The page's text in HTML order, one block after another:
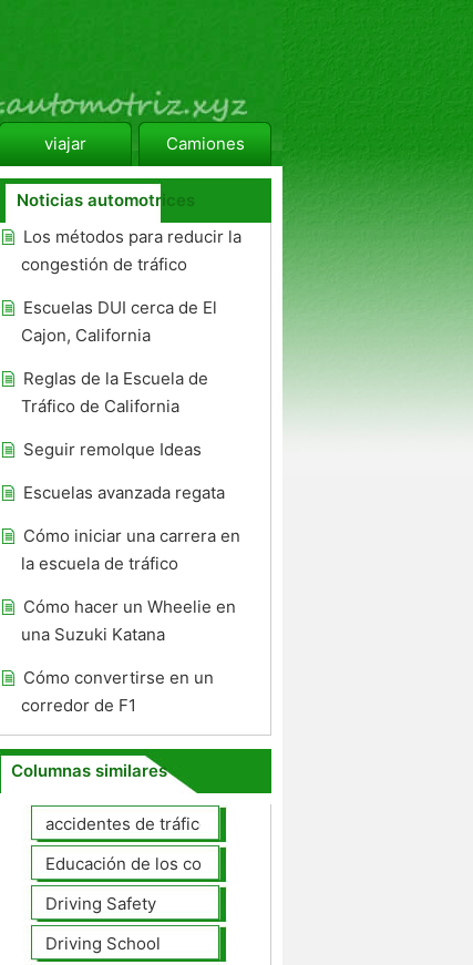
viajar Camiones
Noticias automotrices
Los métodos para reducir la
congestión de tráfico
Escuelas DUI cerca de El
Cajon, California
Reglas de la Escuela de
Tráfico de California
Seguir remolque Ideas
Escuelas avanzada regata
Cómo iniciar una carrera en
la escuela de tráfico
Cómo hacer un Wheelie en
una Suzuki Katana
Cómo convertirse en un
corredor de F1
Columnas similares
accidentes de tráfico
Educación de los conductores
Driving Safety
Driving School